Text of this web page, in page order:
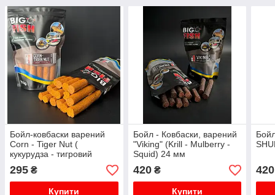
Бойл-ковбаски варений
Corn - Tiger Nut (
кукурудза - тигровий
горіх), 24 мм
295 ₴
Купити
Бойл - Ковбаски, варений
"Viking" (Krill - Mulberry -
Squid) 24 мм
420₴
Купити
420